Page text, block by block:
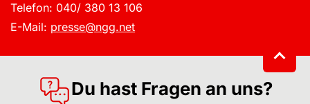
Telefon: 040/ 380 13 106
E-Mail: presse@ngg.net
Du hast Fragen an uns?